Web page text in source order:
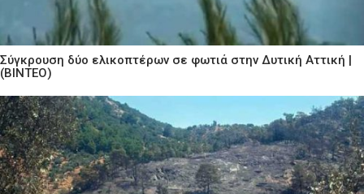
Σύγκρουση δύο ελικοπτέρων σε φωτιά στην Δυτική Αττική |
(ΒΙΝΤΕΟ)